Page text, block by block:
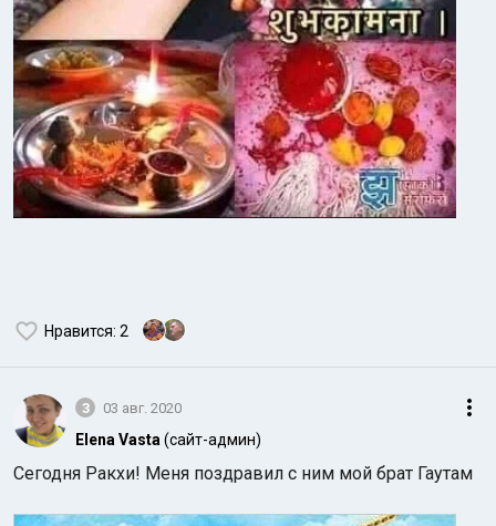
Нравится: 2
3 03 авг. 2020
Elena Vasta (сайт-админ)
Сегодня Ракхи! Меня поздравил с ним мой брат Гаутам